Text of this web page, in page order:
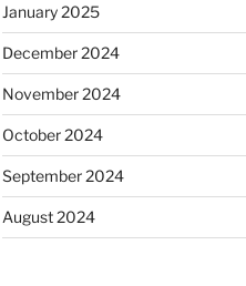
January 2025
December 2024
November 2024
October 2024
September 2024
August 2024